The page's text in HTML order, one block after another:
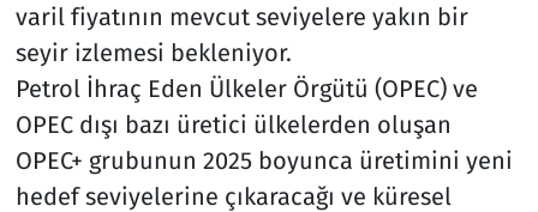
varil fiyatının mevcut seviyelere yakın bir
seyir izlemesi bekleniyor.
Petrol İhraç Eden Ülkeler Örgütü (OPEC) ve
OPEC dışı bazı üretici ülkelerden oluşan
OPEC+ grubunun 2025 boyunca üretimini yeni
hedef seviyelerine çıkaracağı ve küresel